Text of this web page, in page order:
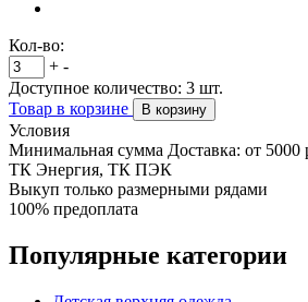
Кол-во:
+ -
Доступное количество: 3 шт.
Товар в корзине
В корзину
Условия
Минимальная сумма Доставка: от 5000
ТК Энергия, ТК ПЭК
Выкуп только размерными рядами
100% предоплата
Популярные категории